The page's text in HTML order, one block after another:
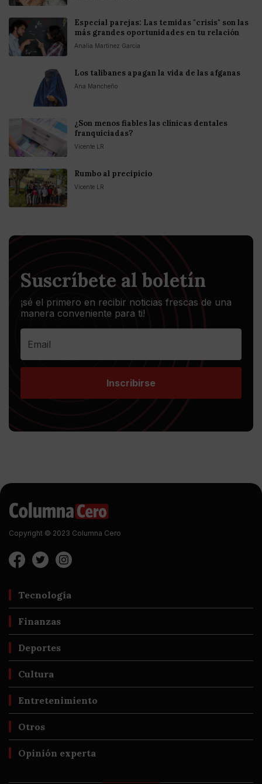
Especial parejas: Las temidas "crisis" son las
más grandes oportunidades en tu relación
Analia Martinez Garcia
Los talibanes apagan la vida de las afganas
Ana Mancheño
¿Son menos fiables las clínicas dentales
franquiciadas?
Vicente LR
Rumbo al precipicio
Vicente LR
Suscríbete al boletín
¡sé el primero en recibir noticias frescas de una
manera conveniente para ti!
Inscribirse
Copyright © 2023 Columna Cero
Tecnología
Finanzas
Deportes
Cultura
Entretenimiento
Otros
Opinión experta